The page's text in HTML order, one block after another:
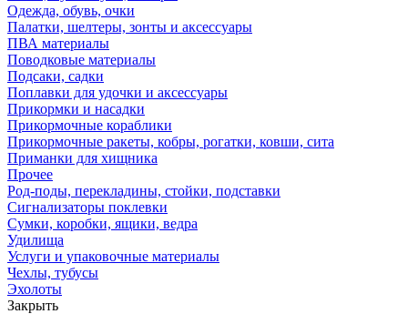
Одежда, обувь, очки
Палатки, шелтеры, зонты и аксессуары
ПВА материалы
Поводковые материалы
Подсаки, садки
Поплавки для удочки и аксессуары
Прикормки и насадки
Прикормочные кораблики
Прикормочные ракеты, кобры, рогатки, ковши, сита
Приманки для хищника
Прочее
Род-поды, перекладины, стойки, подставки
Сигнализаторы поклевки
Сумки, коробки, ящики, ведра
Удилища
Услуги и упаковочные материалы
Чехлы, тубусы
Эхолоты
Закрыть